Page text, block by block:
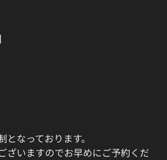
なっております。
ざいますのでお早めにご予約くだ